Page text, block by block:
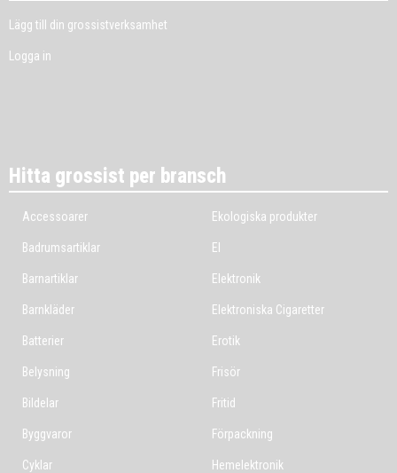
Lägg till din grossistverksamhet
Logga in
Hitta grossist per bransch
Accessoarer
Badrumsartiklar
Barnartiklar
Barnkläder
Batterier
Belysning
Bildelar
Byggvaror
Cyklar
Ekologiska produkter
El
Elektronik
Elektroniska Cigaretter
Erotik
Frisör
Fritid
Förpackning
Hemelektronik